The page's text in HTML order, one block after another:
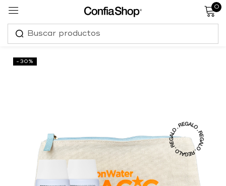
0
-30%
Sign in
Log in
Create an account